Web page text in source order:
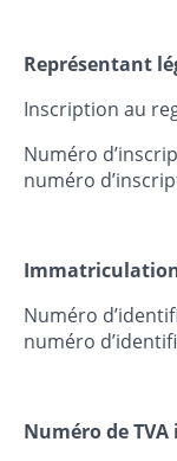
Représentant
Inscription au
Numéro
numéro
Numéro
numéro
Numéro de